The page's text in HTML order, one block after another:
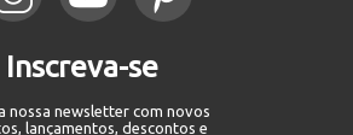
Inscreva-se
nossa newsletter com novos
lançamentos, descontos e